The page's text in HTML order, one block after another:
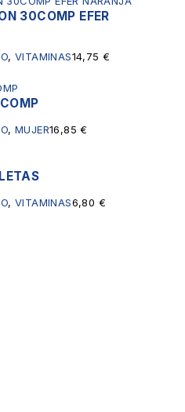
30COMP EFER
,VITAMINAS14,75€
,MUJER16,85€
,VITAMINAS6,80 €